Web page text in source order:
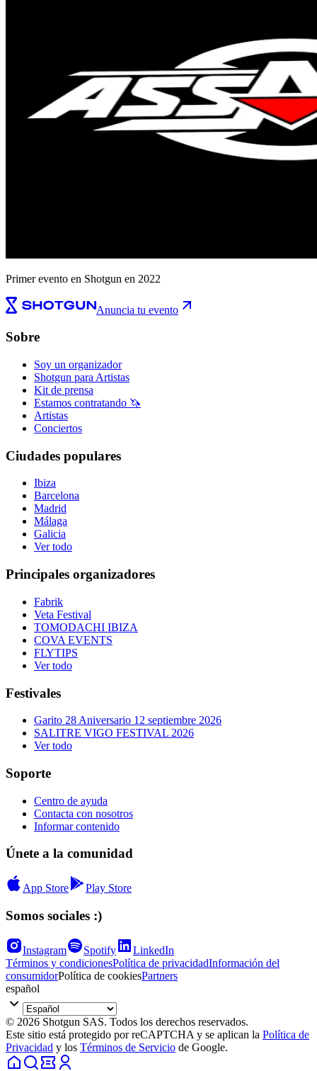
Primer evento en Shotgun en 2022
Anuncia tu evento
Sobre
Soy un organizador
Shotgun para Artistas
Kit de prensa
Estamos contratando 🦄
Artistas
Conciertos
Ciudades populares
Ibiza
Barcelona
Madrid
Málaga
Galicia
Ver todo
Principales organizadores
Fabrik
Veta Festival
TOMODACHI IBIZA
COVA EVENTS
FLYTIPS
Ver todo
Festivales
Garito 28 Aniversario 12 septiembre 2026
SALITRE VIGO FESTIVAL 2026
Ver todo
Soporte
Centro de ayuda
Contacta con nosotros
Informar contenido
Únete a la comunidad
App Store Play Store
Somos sociales :)
Instagram Spotify
LinkedIn
Términos y condicionesPolítica de privacidadInformación del
consumidorPolítica de cookiesPartners
español
© 2026 Shotgun SAS. Todos los derechos reservados.
Este sitio está protegido por reCAPTCHA y se aplican la Política de
Privacidad y los Términos de Servicio de Google.